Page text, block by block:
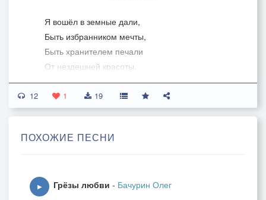
Я вошёл в земные дали,
Быть избранником мечты,
Быть хранителем печали
От нездешней красоты.
Грезить долгими ночами,
При луне и в тишине,
О тебе, и обо мне.
Ввысь ночных небес взлететь,
12 1 19
ПОХОЖИЕ ПЕСНИ
▶ Грёзы любви - Бачурин Олег